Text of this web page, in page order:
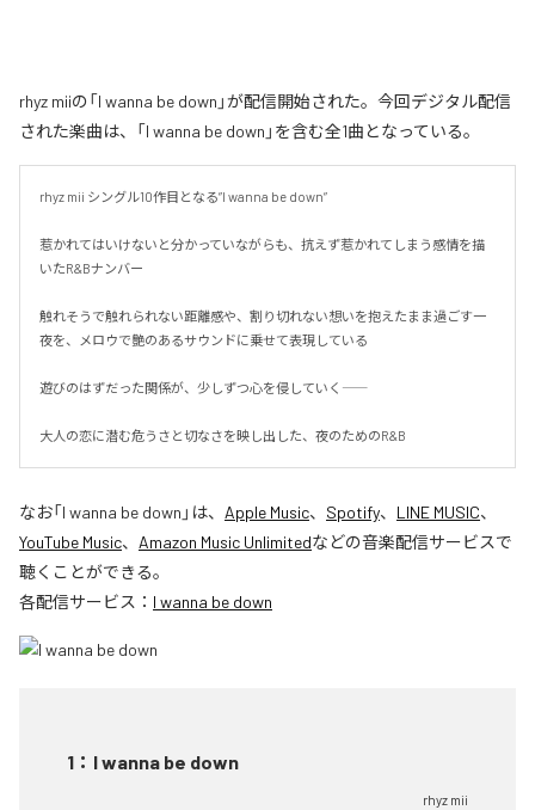
rhyz miiの「I wanna be down」が配信開始された。今回デジタル配信
された楽曲は、「I wanna be down」を含む全1曲となっている。
rhyz mii シングル10作目となる”I wanna be down”
惹かれてはいけないと分かっていながらも、抗えず惹かれてしまう感情を描
いたR&Bナンバー
触れそうで触れられない距離感や、割り切れない想いを抱えたまま過ごす一
夜を、メロウで艶のあるサウンドに乗せて表現している
遊びのはずだった関係が、少しずつ心を侵していく――
大人の恋に潜む危うさと切なさを映し出した、夜のためのR&B
なお「I wanna be down 」は、 Apple Music、 Spotify、 LINE MUSIC、
YouTube Music、 Amazon Music Unlimitedなどの音楽配信サービスで
聴くことができる。
各配信サービス： I wanna be down
1 ： I wanna be down
rhyz mii